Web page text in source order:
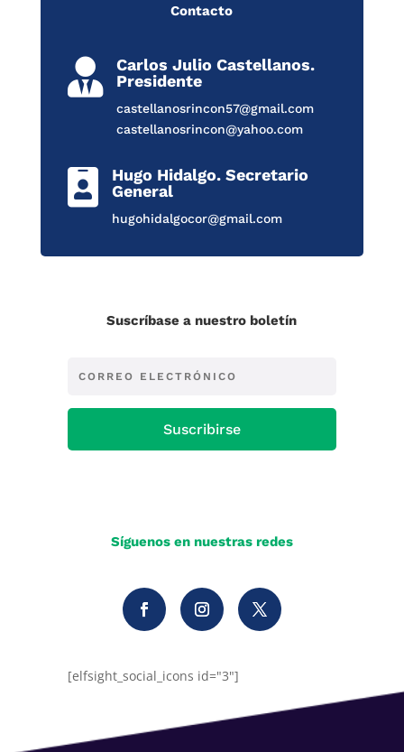
Contacto

Carlos Julio Castellanos.
Presidente
castellanosrincon57@gmail.com
castellanosrincon@yahoo.com

Hugo Hidalgo. Secretario
General
hugohidalgocor@gmail.com
Suscríbase a nuestro boletín
Suscribirse
Síguenos en nuestras redes
[elfsight_social_icons id="3"]